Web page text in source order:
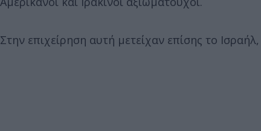
Στην επιχείρηση αυτή μετείχαν επίσης το